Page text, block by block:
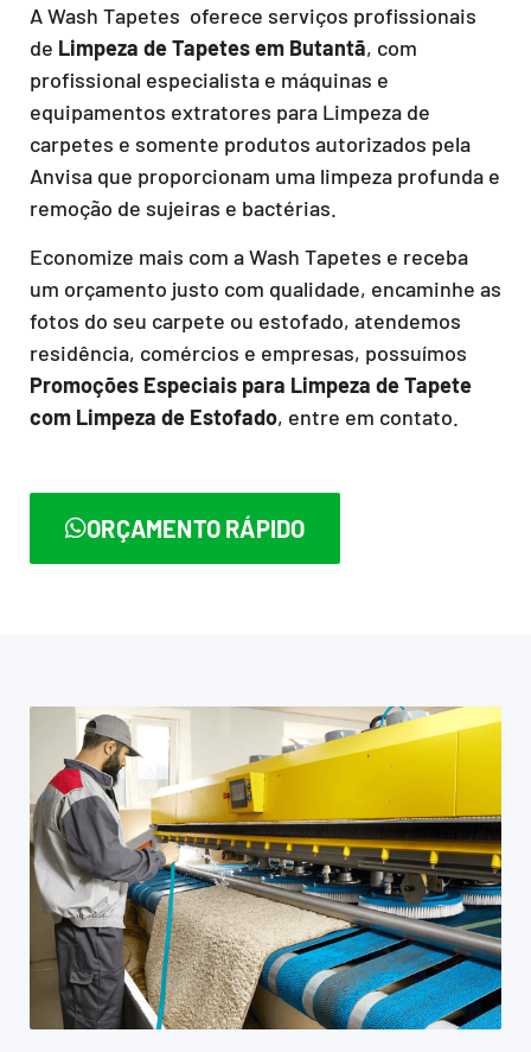
A Wash Tapetes oferece serviços profissionais
de Limpeza de Tapetesem Butantã, com
profissional especialista e máquinas e
equipamentos extratores para Limpeza de
carpetes e somente produtos autorizados pela
Anvisa que proporcionam uma limpeza profunda e
remoção de sujeiras e bactérias.
Economize mais com a Wash Tapetes e receba
um orçamento justo com qualidade, encaminhe as
fotos do seu carpete ou estofado, atendemos
residência, comércios e empresas, possuímos
Promoções Especiais para Limpeza de Tapete
com Limpeza de Estofado, entre em contato.
ORÇAMENTO RÁPIDO